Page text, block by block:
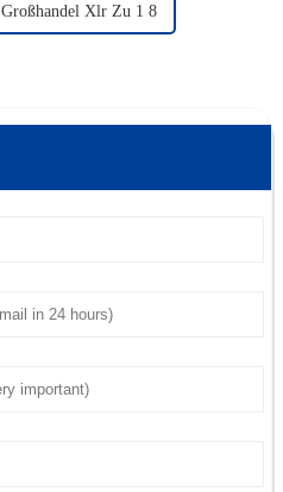
Großhandel Xlr Zu 1 8